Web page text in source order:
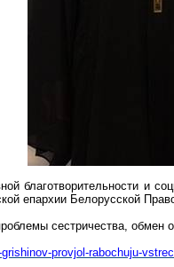
благотворительности и
епархии Белорусской
сестричества, обмен
provjol-rabochuju-